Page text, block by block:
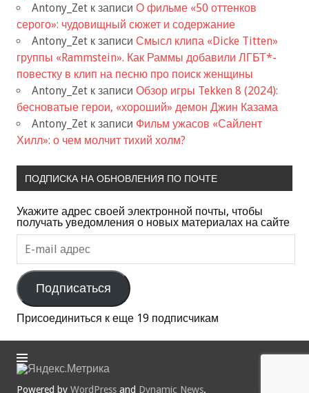
Antony_Zet к записи О фильме «50 оттенков
серого»: чудовищный сюжет и содержание
Antony_Zet к записи Смысл клипа «Dicke Titten»
группы «Rammstein». Как Раммы добавили ЛГБТ*-
повестку в клип на песню про поиск женщины
Antony_Zet к записи Обзор игры Tekken 8 (2024):
бесноватые герои, «хороший» демон Джин Казама
Antony_Zet к записи Фильм ужасов «Сайлент
Хилл»: о чем молчит тихий холм?
ПОДПИСКА НА ОБНОВЛЕНИЯ ПО ПОЧТЕ
Укажите адрес своей электронной почты, чтобы
получать уведомления о новых материалах на сайте
E-
mail
адрес
Подписаться
Присоединиться к еще 19 подписчикам
Powered by WordPress and Dynamic News.